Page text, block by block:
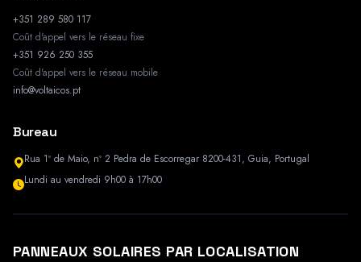
+351 289 580 117
Coût d'appel vers le réseau fixe
+351 926 250 355
Coût d'appel vers le réseau mobile
info@voltaicos.pt
Bureau
Rua 1º de Maio, nº 2 Pedra de Escorregar 8200-431, Guia, Portugal
Lundi au vendredi 9h00 à 17h00
PANNEAUX SOLAIRES PAR LOCALISATION